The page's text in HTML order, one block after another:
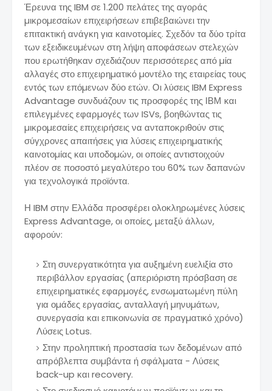
Έρευνα της IBM σε 1.200 πελάτες της αγοράς
µικροµεσαίων επιχειρήσεων επιβεβαιώνει την
επιτακτική ανάγκη για καινοτοµίες. Σχεδόν τα δύο τρίτα
των εξειδικευµένων στη λήψη αποφάσεων στελεχών
που ερωτήθηκαν σχεδιάζουν περισσότερες από µία
αλλαγές στο επιχειρηµατικό µοντέλο της εταιρείας τους
εντός των επόµενων δύο ετών. Οι λύσεις IBM Express
Advantage συνδυάζουν τις προσφορές της ΙΒΜ και
επιλεγµένες εφαρµογές των ISVs, βοηθώντας τις
µικροµεσαίες επιχειρήσεις να ανταποκριθούν στις
σύγχρονες απαιτήσεις για λύσεις επιχειρηµατικής
καινοτοµίας και υποδοµών, οι οποίες αντιστοιχούν
πλέον σε ποσοστό µεγαλύτερο του 60% των δαπανών
για τεχνολογικά προϊόντα.
Η IBM στην Ελλάδα προσφέρει ολοκληρωµένες λύσεις
Express Advantage, οι οποίες, µεταξύ άλλων,
αφορούν:
Στη συνεργατικότητα για αυξηµένη ευελιξία στο
περιβάλλον εργασίας (απεριόριστη πρόσβαση σε
επιχειρηµατικές εφαρµογές, ενσωµατωµένη πύλη
για οµάδες εργασίας, ανταλλαγή µηνυµάτων,
συνεργασία και επικοινωνία σε πραγµατικό χρόνο)
Λύσεις Lotus.
Στην προληπτική προστασία των δεδοµένων από
απρόβλεπτα συµβάντα ή σφάλµατα - Λύσεις
back-up και recovery.